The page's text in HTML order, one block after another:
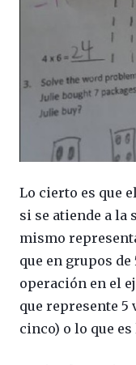
Lo cierto es que
si se atiende a la
mismo
que en grupos
operación en el
que represente 5
cinco) o lo que es